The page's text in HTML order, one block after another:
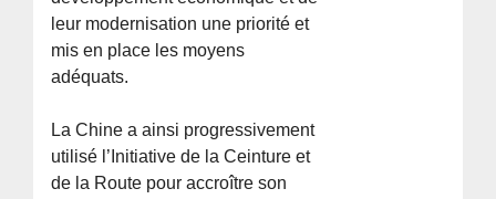
leur modernisation une priorité et
mis en place les moyens
adéquats.
La Chine a ainsi progressivement
utilisé l’Initiative de la Ceinture et
de la Route pour accroître son